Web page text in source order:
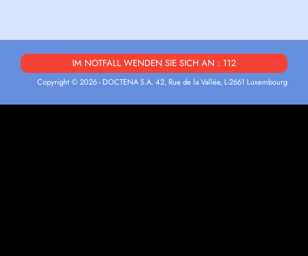
IM NOTFALL WENDEN SIE SICH AN : 112
Copyright © 2026 - DOCTENA S.A. 42, Rue de la Vallée, L-2661 Luxembourg